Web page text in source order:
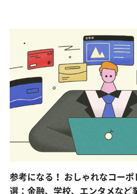
参考になる！ おしゃれなコー
選：金融、学校、エンタメなど